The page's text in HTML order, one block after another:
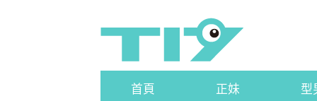
首頁 正妹 型